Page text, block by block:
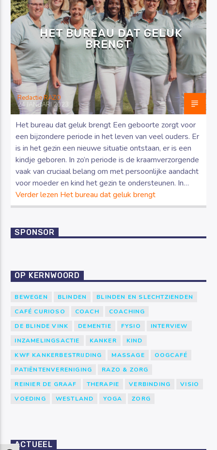
Luister RAZO online
HET BUREAU DAT GELUK
BRENGT
Redactie RAZO
24 JANUARI 2023
Het bureau dat geluk brengt Een geboorte zorgt voor
een bijzondere periode in het leven van veel ouders. Er
is in het gezin een nieuwe situatie ontstaan, er is een
kindje geboren. In zo’n periode is de kraamverzorgende
vaak van cruciaal belang om met persoonlijke aandacht
voor moeder en kind het gezin te ondersteunen. In…
Verder lezen Het bureau dat geluk brengt
SPONSOR
OP KERNWOORD
BEWEGEN BLINDEN
BLINDEN EN SLECHTZIENDEN
CAFÉ CURIOSO
COACH
COACHING
DE BLINDE VINK
DEMENTIE FYSIO
INTERVIEW
INZAMELINGSACTIE
KANKER
KIND
KWF KANKERBESTRIJDING
MASSAGE
OOGCAFÉ
PATIËNTENVERENIGING
RAZO & ZORG
REINIER DE GRAAF
THERAPIE VERBINDING
VISIO
VOEDING
WESTLAND YOGA ZORG
ACTUEEL